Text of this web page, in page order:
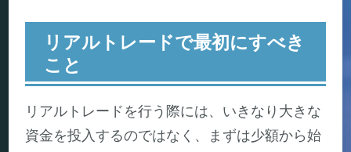
リアルトレードで最初にすべき
こと
リアルトレードを行う際には、いきなり大きな
資金を投入するのではなく、まずは少額から始